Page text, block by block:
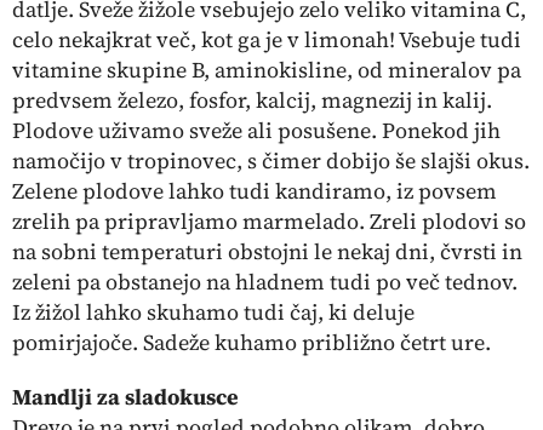
datlje. Sveže žižole vsebujejo zelo veliko vitamina C,
celo nekajkrat več, kot ga je v limonah! Vsebuje tudi
vitamine skupine B, aminokisline, od mineralov pa
predvsem železo, fosfor, kalcij, magnezij in kalij.
Plodove uživamo sveže ali posušene. Ponekod jih
namočijo v tropinovec, s čimer dobijo še slajši okus.
Zelene plodove lahko tudi kandiramo, iz povsem
zrelih pa pripravljamo marmelado. Zreli plodovi so
na sobni temperaturi obstojni le nekaj dni, čvrsti in
zeleni pa obstanejo na hladnem tudi po več tednov.
Iz žižol lahko skuhamo tudi čaj, ki deluje
pomirjajoče. Sadeže kuhamo približno četrt ure.
Mandlji za sladokusce